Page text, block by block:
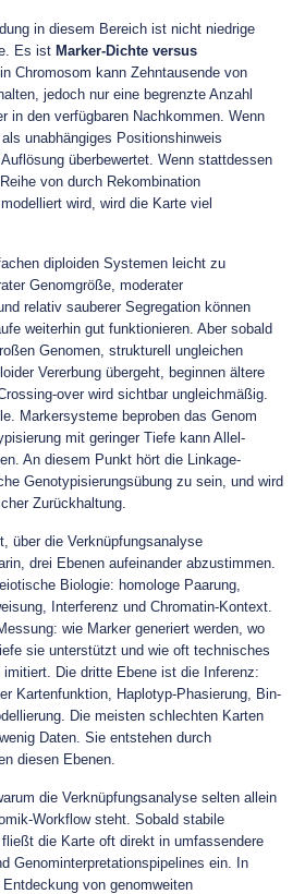
in diesem Bereich ist nicht niedrige
Es ist Marker-Dichte versus
Chromosom kann Zehntausende von
jedoch nur eine begrenzte Anzahl
in den verfügbaren Nachkommen. Wenn
unabhängiges Positionshinweis
überbewertet. Wenn stattdessen
von durch Rekombination
wird, wird die Karte viel
diploiden Systemen leicht zu
Genomgröße, moderater
relativ sauberer Segregation können
weiterhin gut funktionieren. Aber sobald
Genomen, strukturell ungleichen
Vererbung übergeht, beginnen ältere
over wird sichtbar ungleichmäßig.
Markersysteme beproben das Genom
mit geringer Tiefe kann Allel-
An diesem Punkt hört die Linkage-
Genotypisierungsübung zu sein, und wird
Zurückhaltung.
über die Verknüpfungsanalyse
drei Ebenen aufeinander abzustimmen.
Biologie: homologe Paarung,
Interferenz und Chromatin-Kontext.
wie Marker generiert werden, wo
sie unterstützt und wie oft technisches
imitiert. Die dritte Ebene ist die Inferenz:
Kartenfunktion, Haplotyp-Phasierung, Bin-
Die meisten schlechten Karten
Daten. Sie entstehen durch
diesen Ebenen.
die Verknüpfungsanalyse selten allein
Workflow steht. Sobald stabile
die Karte oft direkt in umfassendere
Genominterpretationspipelines ein. In
von genomweiten